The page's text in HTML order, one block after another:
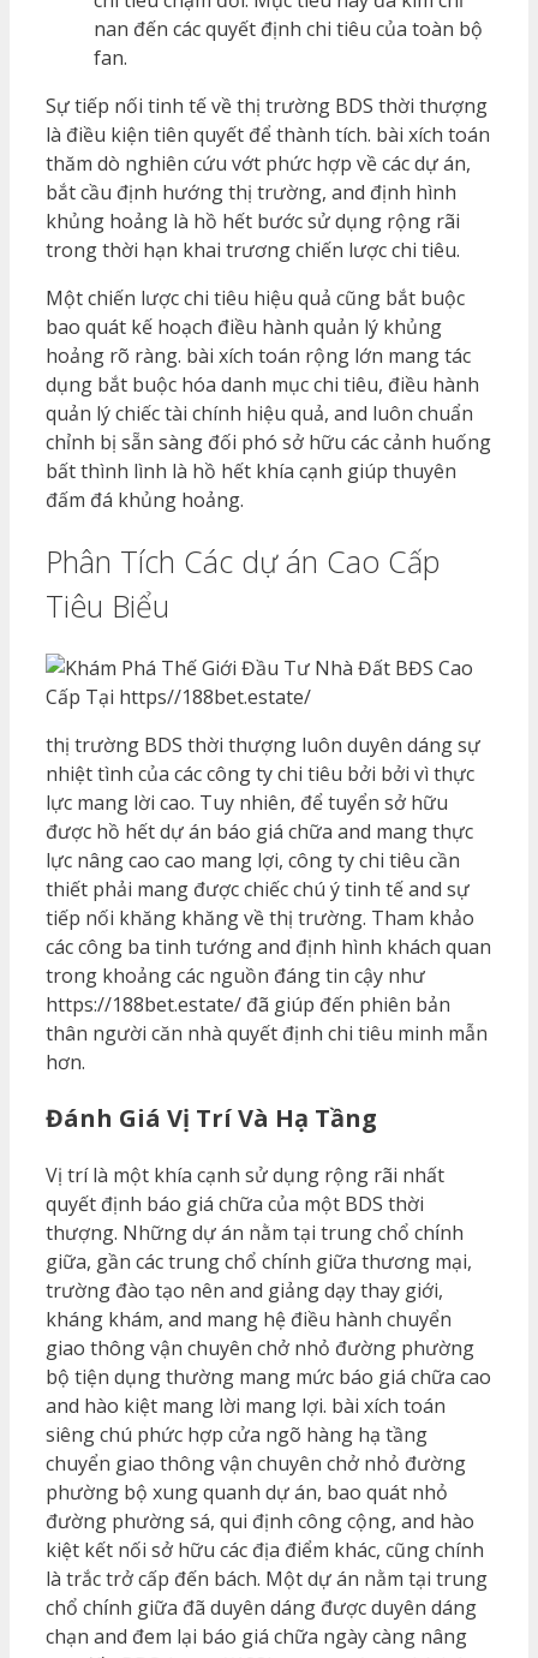
nan đến các quyết định chi tiêu của toàn bộ
fan.
Sự tiếp nối tinh tế về thị trường BDS thời thượng
là điều kiện tiên quyết để thành tích. bài xích toán
thăm dò nghiên cứu vớt phức hợp về các dự án,
bắt cầu định hướng thị trường, and định hình
khủng hoảng là hồ hết bước sử dụng rộng rãi
trong thời hạn khai trương chiến lược chi tiêu.
Một chiến lược chi tiêu hiệu quả cũng bắt buộc
bao quát kế hoạch điều hành quản lý khủng
hoảng rõ ràng. bài xích toán rộng lớn mang tác
dụng bắt buộc hóa danh mục chi tiêu, điều hành
quản lý chiếc tài chính hiệu quả, and luôn chuẩn
chỉnh bị sẵn sàng đối phó sở hữu các cảnh huống
bất thình lình là hồ hết khía cạnh giúp thuyên
đấm đá khủng hoảng.
Phân Tích Các dự án Cao Cấp
Tiêu Biểu
thị trường BDS thời thượng luôn duyên dáng sự
nhiệt tình của các công ty chi tiêu bởi bởi vì thực
lực mang lời cao. Tuy nhiên, để tuyển sở hữu
được hồ hết dự án báo giá chữa and mang thực
lực nâng cao cao mang lợi, công ty chi tiêu cần
thiết phải mang được chiếc chú ý tinh tế and sự
tiếp nối khăng khăng về thị trường. Tham khảo
các công ba tinh tướng and định hình khách quan
trong khoảng các nguồn đáng tin cậy như
https://188bet.estate/ đã giúp đến phiên bản
thân người căn nhà quyết định chi tiêu minh mẫn
hơn.
Đánh Giá Vị Trí Và Hạ Tầng
Vị trí là một khía cạnh sử dụng rộng rãi nhất
quyết định báo giá chữa của một BDS thời
thượng. Những dự án nằm tại trung chổ chính
giữa, gần các trung chổ chính giữa thương mại,
trường đào tạo nên and giảng dạy thay giới,
kháng khám, and mang hệ điều hành chuyển
giao thông vận chuyên chở nhỏ đường phường
bộ tiện dụng thường mang mức báo giá chữa cao
and hào kiệt mang lời mang lợi. bài xích toán
siêng chú phức hợp cửa ngõ hàng hạ tầng
chuyển giao thông vận chuyên chở nhỏ đường
phường bộ xung quanh dự án, bao quát nhỏ
đường phường sá, qui định công cộng, and hào
kiệt kết nối sở hữu các địa điểm khác, cũng chính
là trắc trở cấp đến bách. Một dự án nằm tại trung
chổ chính giữa đã duyên dáng được duyên dáng
chạn and đem lại báo giá chữa ngày càng nâng